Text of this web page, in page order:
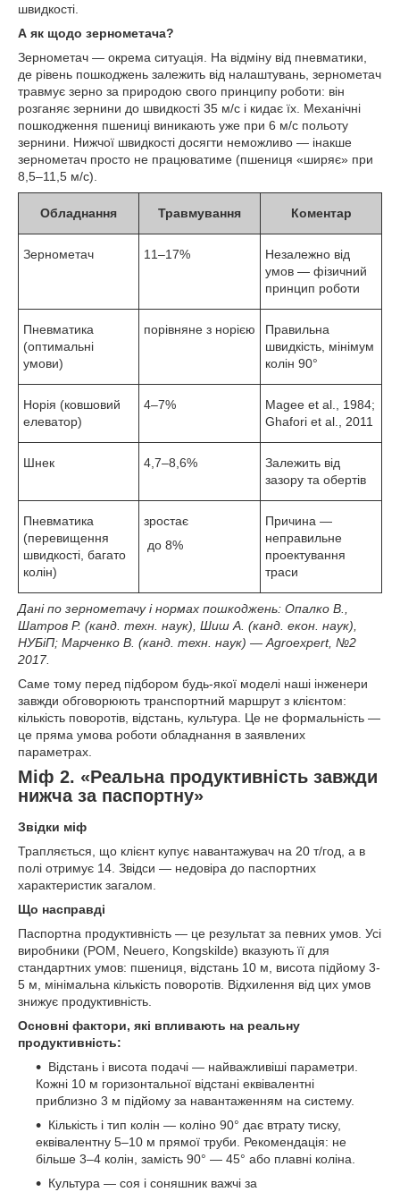
швидкості.
А як щодо зернометача?
Зернометач — окрема ситуація. На відміну від пневматики,
де рівень пошкоджень залежить від налаштувань, зернометач
травмує зерно за природою свого принципу роботи: він
розганяє зернини до швидкості 35 м/с і кидає їх. Механічні
пошкодження пшениці виникають уже при 6 м/с польоту
зернини. Нижчої швидкості досягти неможливо — інакше
зернометач просто не працюватиме (пшениця «ширяє» при
8,5–11,5 м/с).
Обладнання Травмування Коментар
Зернометач 11–17%
Незалежно від
умов — фізичний
принцип роботи
Пневматика
(оптимальні
умови)
порівняне з норією
Правильна
швидкість, мінімум
колін 90°
Норія (ковшовий
елеватор)
4–7%
Magee et al., 1984;
Ghafori et al., 2011
Шнек 4,7–8,6%
Залежить від
зазору та обертів
Пневматика
(перевищення
швидкості, багато
колін)
зростає
до 8%
Причина —
неправильне
проектування
траси
Дані по зернометачу і нормах пошкоджень: Опалко В.,
Шатров Р. (канд. техн. наук), Шиш А. (канд. екон. наук),
НУБіП; Марченко В. (канд. техн. наук) — Agroexpert, №2
2017.
Саме тому перед підбором будь-якої моделі наші інженери
завжди обговорюють транспортний маршрут з клієнтом:
кількість поворотів, відстань, культура. Це не формальність —
це пряма умова роботи обладнання в заявлених
параметрах.
Міф 2. «Реальна продуктивність завжди
нижча за паспортну»
Звідки міф
Трапляється, що клієнт купує навантажувач на 20 т/год, а в
полі отримує 14. Звідси — недовіра до паспортних
характеристик загалом.
Що насправді
Паспортна продуктивність — це результат за певних умов. Усі
виробники (POM, Neuero, Kongskilde) вказують її для
стандартних умов: пшениця, відстань 10 м, висота підйому 3-
5 м, мінімальна кількість поворотів. Відхилення від цих умов
знижує продуктивність.
Основні фактори, які впливають на реальну
продуктивність:
Відстань і висота подачі — найважливіші параметри.
Кожні 10 м горизонтальної відстані еквівалентні
приблизно 3 м підйому за навантаженням на систему.
Кількість і тип колін — коліно 90° дає втрату тиску,
еквівалентну 5–10 м прямої труби. Рекомендація: не
більше 3–4 колін, замість 90° — 45° або плавні коліна.
Культура — соя і соняшник важчі за